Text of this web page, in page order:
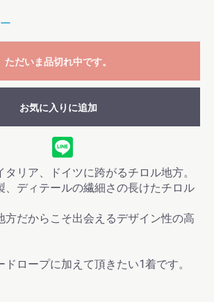
ただいま品切れ中です。
お気に入りに追加
リア、ドイツに跨がるチロル地方。
、ディテールの繊細さの長けたチロル
方だからこそ出会えるデザイン性の高
ロープに加えて頂きたい1着です。